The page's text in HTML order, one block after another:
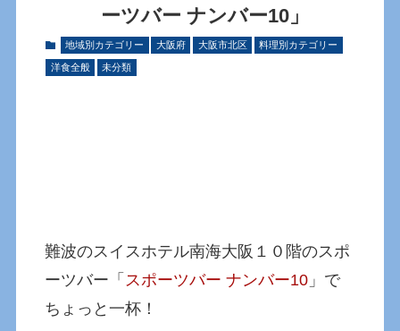
ーツバー ナンバー10」
地域別カテゴリー 大阪府 大阪市北区 料理別カテゴリー
洋食全般 未分類
難波のスイスホテル南海大阪１０階のスポ
ーツバー「 スポーツバー ナンバー10 」で
ちょっと一杯！